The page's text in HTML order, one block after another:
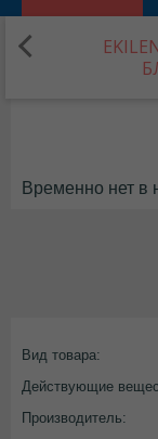
Временно нет в
Вид товара:
Действующие
Производитель: